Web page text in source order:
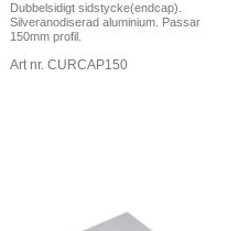
Dubbelsidigt sidstycke(endcap).
Silveranodiserad aluminium. Passar
150mm profil.
Art nr. CURCAP150